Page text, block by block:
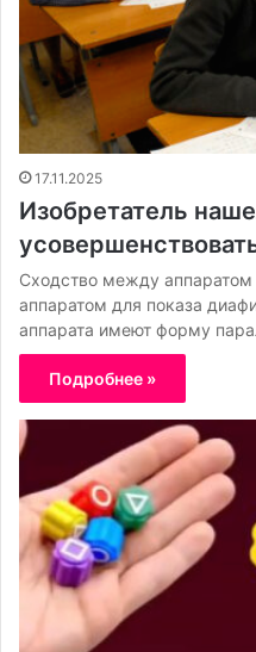
17.11.2025
Изобретатель
Сходство между аппаратом
аппаратом для показа
аппарата имеют форму
Подробнее »